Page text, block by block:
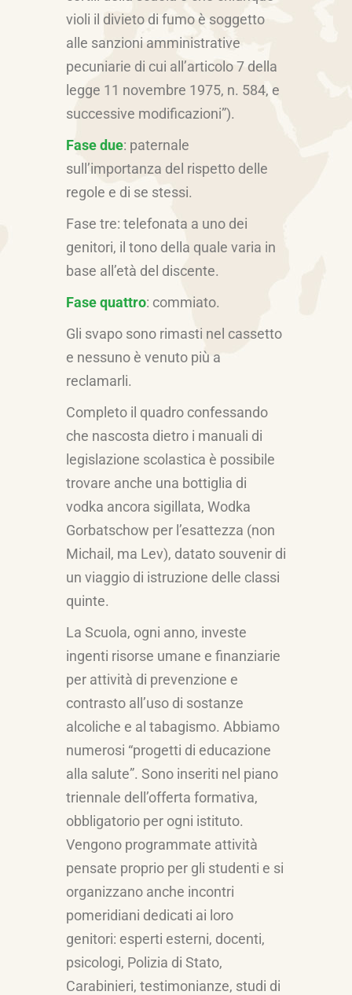
violi il divieto di fumo è soggetto
alle sanzioni amministrative
pecuniarie di cui all’articolo 7 della
legge 11 novembre 1975, n. 584, e
successive modificazioni”).
Fase due: paternale
sull’importanza del rispetto delle
regole e di se stessi.
Fase tre: telefonata a uno dei
genitori, il tono della quale varia in
base all’età del discente.
Fase quattro: commiato.
Gli svapo sono rimasti nel cassetto
e nessuno è venuto più a
reclamarli.
Completo il quadro confessando
che nascosta dietro i manuali di
legislazione scolastica è possibile
trovare anche una bottiglia di
vodka ancora sigillata, Wodka
Gorbatschow per l’esattezza (non
Michail, ma Lev), datato souvenir di
un viaggio di istruzione delle classi
quinte.
La Scuola, ogni anno, investe
ingenti risorse umane e finanziarie
per attività di prevenzione e
contrasto all’uso di sostanze
alcoliche e al tabagismo. Abbiamo
numerosi “progetti di educazione
alla salute”. Sono inseriti nel piano
triennale dell’offerta formativa,
obbligatorio per ogni istituto.
Vengono programmate attività
pensate proprio per gli studenti e si
organizzano anche incontri
pomeridiani dedicati ai loro
genitori: esperti esterni, docenti,
psicologi, Polizia di Stato,
Carabinieri, testimonianze, studi di